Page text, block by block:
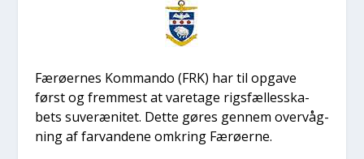
Færø­er­nes Kom­man­do (FRK) har til opga­ve
først og frem­mest at vare­ta­ge rigs­fæl­les­ska­
bets suveræ­ni­tet. Det­te gøres gen­nem over­våg­
ning af far­van­de­ne omkring Færø­er­ne.